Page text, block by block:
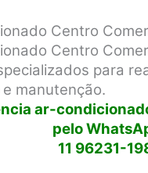
Centro
Centro
para
manutenção.
ar-
pelo
11 96231-